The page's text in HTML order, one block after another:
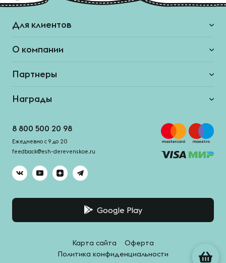
Для клиентов
О компании
Партнеры
Награды
8 800 500 20 98
Ежедневно с 9 до 20
feedback@esh-derevenskoe.ru
Google Play
Карта сайта
Оферта
Политика конфиденциальности